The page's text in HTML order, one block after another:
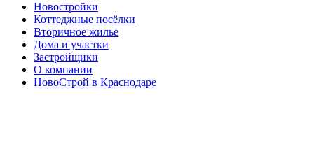
Новостройки
Коттеджные посёлки
Вторичное жилье
Дома и участки
Застройщики
О компании
НовоСтрой в Краснодаре